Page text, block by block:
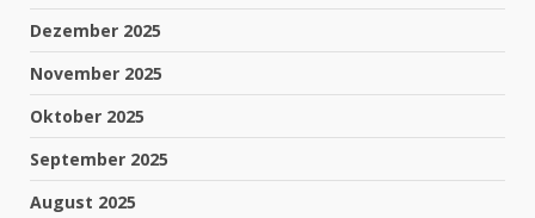
Dezember 2025
November 2025
Oktober 2025
September 2025
August 2025